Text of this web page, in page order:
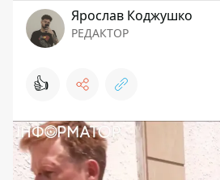
Ярослав Коджушко
РЕДАКТОР
👍